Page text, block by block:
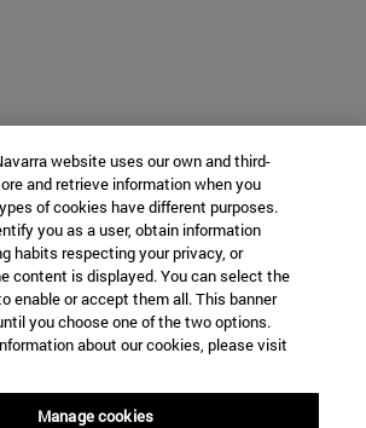
website uses our own and third-
and retrieve information when you
of cookies have different purposes.
you as a user, obtain information
habits respecting your privacy, or
content is displayed. You can select the
enable or accept them all. This banner
you choose one of the two options.
about our cookies, please visit
Manage cookies